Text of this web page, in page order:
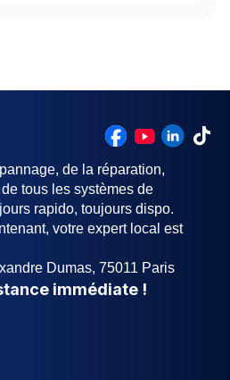
de la réparation,
tous les systèmes de
rapido, toujours dispo.
votre expert local est
Dumas, 75011 Paris
immédiate !